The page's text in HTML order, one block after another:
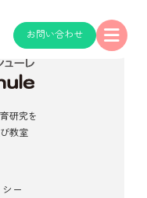
お問い合わせ
研究を
教室
ー